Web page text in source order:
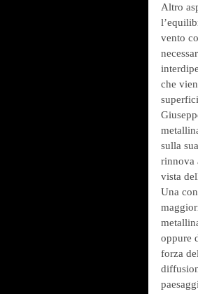
Altro
vento
che
sulla
rinnova
vista
Una
oppure
forza